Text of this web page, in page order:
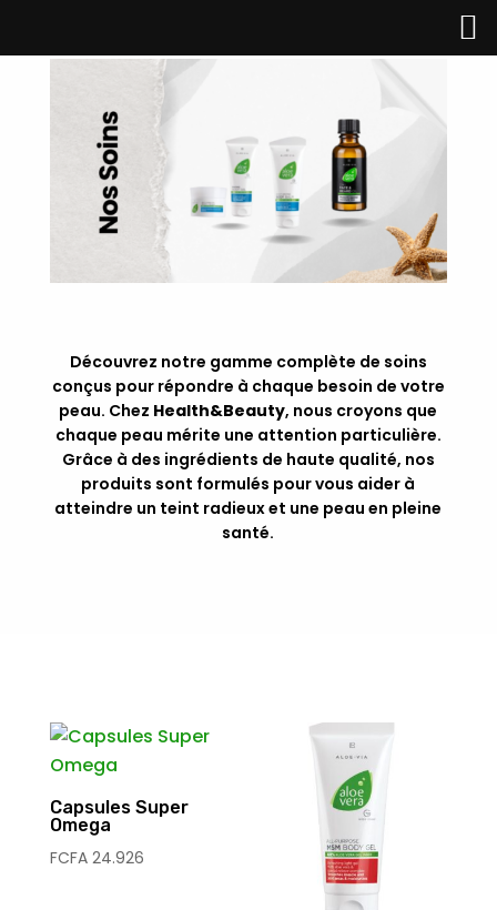
Découvrez notre gamme complète de soins
conçus pour répondre à chaque besoin de votre
peau. Chez Health&Beauty, nous croyons que
chaque peau mérite une attention particulière.
Grâce à des ingrédients de haute qualité, nos
produits sont formulés pour vous aider à
atteindre un teint radieux et une peau en pleine
santé.
Capsules Super
Omega
FCFA24.926